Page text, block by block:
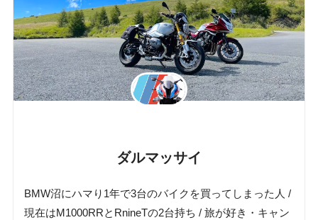
ダルマッサイ
BMW沼にハマり1年で3台のバイクを買ってしまった人 /
現在はM1000RRとRnineTの2台持ち / 旅が好き・キャン